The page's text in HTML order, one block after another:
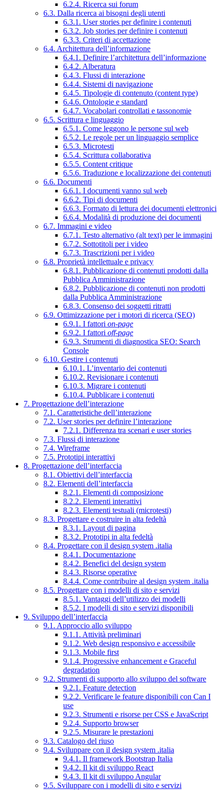
6.2.4. Ricerca sui forum
6.3. Dalla ricerca ai bisogni degli utenti
6.3.1. User stories per definire i contenuti
6.3.2. Job stories per definire i contenuti
6.3.3. Criteri di accettazione
6.4. Architettura dell’informazione
6.4.1. Definire l’architettura dell’informazione
6.4.2. Alberatura
6.4.3. Flussi di interazione
6.4.4. Sistemi di navigazione
6.4.5. Tipologie di contenuto (content type)
6.4.6. Ontologie e standard
6.4.7. Vocabolari controllati e tassonomie
6.5. Scrittura e linguaggio
6.5.1. Come leggono le persone sul web
6.5.2. Le regole per un linguaggio semplice
6.5.3. Microtesti
6.5.4. Scrittura collaborativa
6.5.5. Content critique
6.5.6. Traduzione e localizzazione dei contenuti
6.6. Documenti
6.6.1. I documenti vanno sul web
6.6.2. Tipi di documenti
6.6.3. Formato di lettura dei documenti elettronici
6.6.4. Modalità di produzione dei documenti
6.7. Immagini e video
6.7.1. Testo alternativo (alt text) per le immagini
6.7.2. Sottotitoli per i video
6.7.3. Trascrizioni per i video
6.8. Proprietà intellettuale e privacy
6.8.1. Pubblicazione di contenuti prodotti dalla
Pubblica Amministrazione
6.8.2. Pubblicazione di contenuti non prodotti
dalla Pubblica Amministrazione
6.8.3. Consenso dei soggetti ritratti
6.9. Ottimizzazione per i motori di ricerca (SEO)
6.9.1. I fattori on-page
6.9.2. I fattori off-page
6.9.3. Strumenti di diagnostica SEO: Search
Console
6.10. Gestire i contenuti
6.10.1. L’inventario dei contenuti
6.10.2. Revisionare i contenuti
6.10.3. Migrare i contenuti
6.10.4. Pubblicare i contenuti
7. Progettazione dell’interazione
7.1. Caratteristiche dell’interazione
7.2. User stories per definire l’interazione
7.2.1. Differenza tra scenari e user stories
7.3. Flussi di interazione
7.4. Wireframe
7.5. Prototipi interattivi
8. Progettazione dell’interfaccia
8.1. Obiettivi dell’interfaccia
8.2. Elementi dell’interfaccia
8.2.1. Elementi di composizione
8.2.2. Elementi interattivi
8.2.3. Elementi testuali (microtesti)
8.3. Progettare e costruire in alta fedeltà
8.3.1. Layout di pagina
8.3.2. Prototipi in alta fedeltà
8.4. Progettare con il design system .italia
8.4.1. Documentazione
8.4.2. Benefici del design system
8.4.3. Risorse operative
8.4.4. Come contribuire al design system .italia
8.5. Progettare con i modelli di sito e servizi
8.5.1. Vantaggi dell’utilizzo dei modelli
8.5.2. I modelli di sito e servizi disponibili
9. Sviluppo dell’interfaccia
9.1. Approccio allo sviluppo
9.1.1. Attività preliminari
9.1.2. Web design responsivo e accessibile
9.1.3. Mobile first
9.1.4. Progressive enhancement e Graceful
degradation
9.2. Strumenti di supporto allo sviluppo del software
9.2.1. Feature detection
9.2.2. Verificare le feature disponibili con Can I
use
9.2.3. Strumenti e risorse per CSS e JavaScript
9.2.4. Supporto browser
9.2.5. Misurare le prestazioni
9.3. Catalogo del riuso
9.4. Sviluppare con il design system .italia
9.4.1. Il framework Bootstrap Italia
9.4.2. Il kit di sviluppo React
9.4.3. Il kit di sviluppo Angular
9.5. Sviluppare con i modelli di sito e servizi